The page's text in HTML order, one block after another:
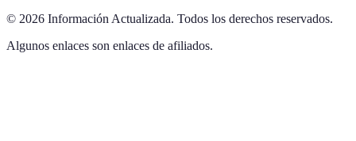
© 2026 Información Actualizada. Todos los derechos reservados.
Algunos enlaces son enlaces de afiliados.